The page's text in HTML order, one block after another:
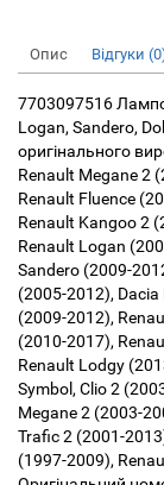
Опис Відгуки
7703097516
Logan, Sandero,
оригінального
Renault Megane 2
Renault Fluence
Renault Kangoo 2
Renault Logan
Sandero (2009-
(2005-2012),
(2009-2012),
(2010-2017),
Renault Lodgy
Symbol, Clio 2
Megane 2 (2003-
Trafic 2 (2001-
(1997-2009),